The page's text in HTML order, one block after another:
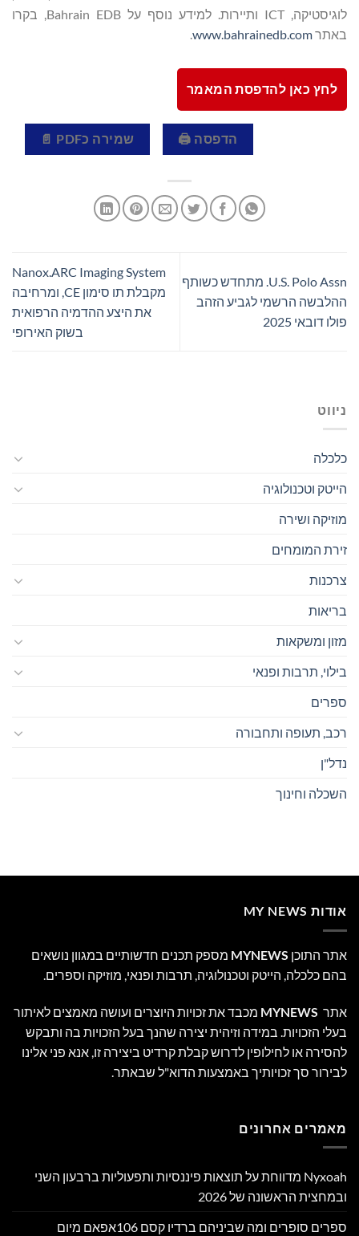
לוגיסטיקה, ICT ותיירות. למידע נוסף על Bahrain EDB, בקרו
באתרwww.bahrainedb.com
לחץ כאן להדפסת המאמר
הדפסה 🖨 שמירה כPDF 📄
U.S. Polo Assn. מתחדש כשותף
ההלבשה הרשמי לגביע הזהב
פולו דובאי 2025
Nanox.ARC Imaging System
מקבלת תו סימון CE, ומרחיבה
את היצע ההדמיה הרפואית
בשוק האירופי
ניווט
כלכלה
הייטק וטכנולוגיה
מוזיקה ושירה
זירת המומחים
צרכנות
בריאות
מזון ומשקאות
בילוי, תרבות ופנאי
ספרים
רכב, תעופה ותחבורה
נדל"ן
השכלה וחינוך
אודות MY NEWS
אתר התוכן MYNEWS מספק תכנים חדשותיים במגוון נושאים
בהם כלכלה, הייטק וטכנולוגיה, תרבות ופנאי, מוזיקה וספרים.
אתר MYNEWS מכבד את זכויות היוצרים ועושה מאמצים לאיתור
בעלי הזכויות. במידה וזיהית יצירה שהנך בעל הזכויות בה ותבקש
להסירה או לחילופין לדרוש קבלת קרדיט ביצירה זו, אנא פני אלינו
לבירור סך זכויותיך באמצעות הדוא"ל שבאתר.
מאמרים אחרונים
Nyxoah מדווחת על תוצאות פיננסיות ותפעוליות ברבעון השני
ובמחצית הראשונה של 2026
ספרים סופרים ומה שביניהם ברדיו קסם 106אפאם מיום